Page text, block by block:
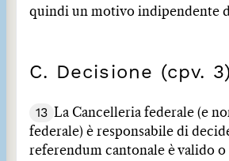
quindi un motivo indipendente
C. Decisione (cpv. 3)
13
La Cancelleria federale (e
federale) è responsabile di
referendum cantonale è valido